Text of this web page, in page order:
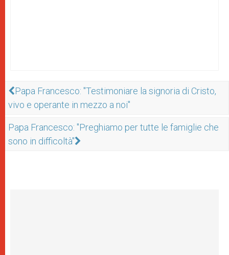
Papa Francesco: "Testimoniare la signoria di Cristo,
vivo e operante in mezzo a noi"
Papa Francesco: "Preghiamo per tutte le famiglie che
sono in difficoltà"